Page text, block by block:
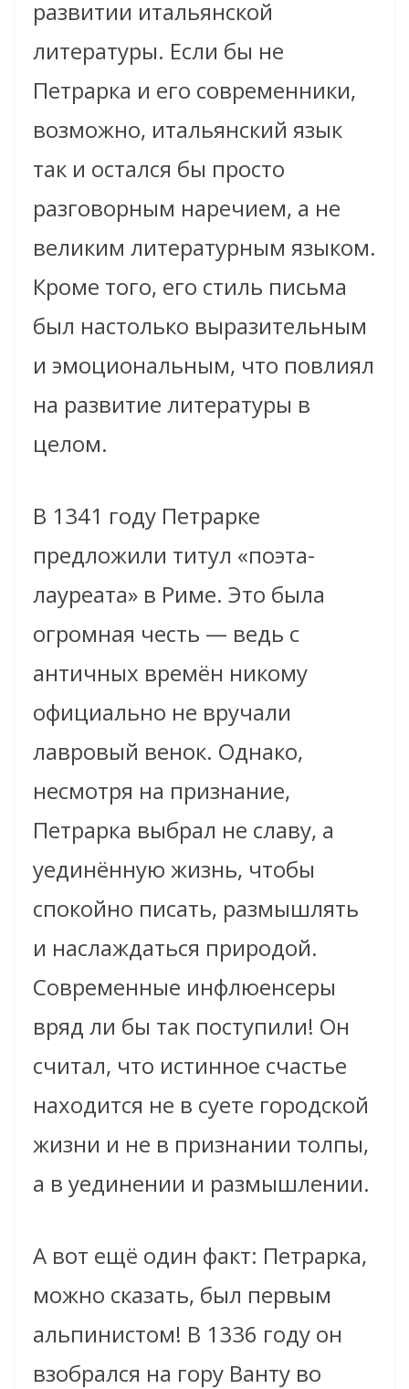
развитии итальянской
литературы. Если бы не
Петрарка и его современники,
возможно, итальянский язык
так и остался бы просто
разговорным наречием, а не
великим литературным языком.
Кроме того, его стиль письма
был настолько выразительным
и эмоциональным, что повлиял
на развитие литературы в
целом.
В 1341 году Петрарке
предложили титул «поэта-
лауреата» в Риме. Это была
огромная честь — ведь с
античных времён никому
официально не вручали
лавровый венок. Однако,
несмотря на признание,
Петрарка выбрал не славу, а
уединённую жизнь, чтобы
спокойно писать, размышлять
и наслаждаться природой.
Современные инфлюенсеры
вряд ли бы так поступили! Он
считал, что истинное счастье
находится не в суете городской
жизни и не в признании толпы,
а в уединении и размышлении.
А вот ещё один факт: Петрарка,
можно сказать, был первым
альпинистом! В 1336 году он
взобрался на гору Ванту во